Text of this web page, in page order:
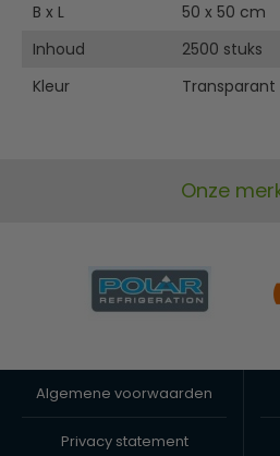
B x L
50 x 50 cm
Inhoud
2500 stuks
Kleur
Transparant
Onze
Algemene voorwaarden
Privacy statement